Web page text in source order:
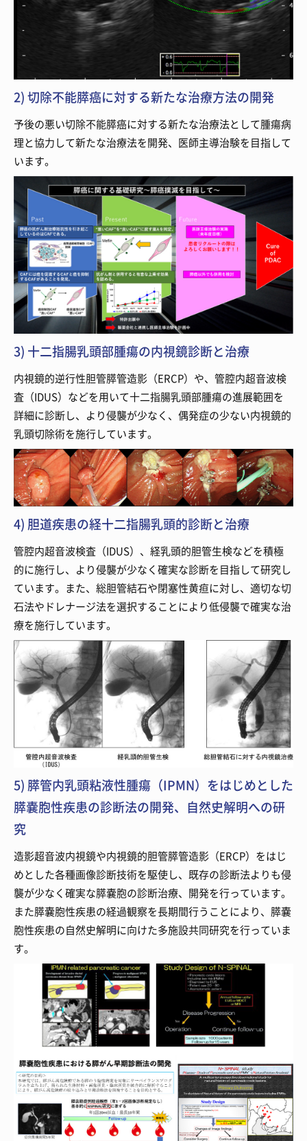
2) 切除不能膵癌に対する新たな治療方法の開発
予後の悪い切除不能膵癌に対する新たな治療法として腫瘍病
理と協力して新たな治療法を開発、医師主導治験を目指して
います。
3) 十二指腸乳頭部腫瘍の内視鏡診断と治療
内視鏡的逆行性胆管膵管造影（ERCP）や、管腔内超音波検
査（IDUS）などを用いて十二指腸乳頭部腫瘍の進展範囲を
詳細に診断し、より侵襲が少なく、偶発症の少ない内視鏡的
乳頭切除術を施行しています。
4) 胆道疾患の経十二指腸乳頭的診断と治療
管腔内超音波検査（IDUS）、経乳頭的胆管生検などを積極
的に施行し、より侵襲が少なく確実な診断を目指して研究し
ています。また、総胆管結石や閉塞性黄疸に対し、適切な切
石法やドレナージ法を選択することにより低侵襲で確実な治
療を施行しています。
5) 膵管内乳頭粘液性腫瘍（IPMN）をはじめとした
膵嚢胞性疾患の診断法の開発、自然史解明への研
究
造影超音波内視鏡や内視鏡的胆管膵管造影（ERCP）をはじ
めとした各種画像診断技術を駆使し、既存の診断法よりも侵
襲が少なく確実な膵嚢胞の診断治療、開発を行っています。
また膵嚢胞性疾患の経過観察を長期間行うことにより、膵嚢
胞性疾患の自然史解明に向けた多施設共同研究を行っていま
す。